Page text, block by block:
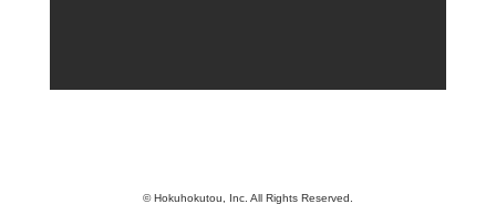
© Hokuhokutou, Inc. All Rights Reserved.